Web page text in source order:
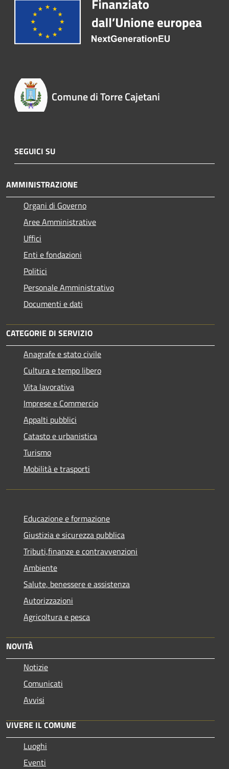
Comune di Torre Cajetani
SEGUICI SU
AMMINISTRAZIONE
Organi di Governo
Aree Amministrative
Uffici
Enti e fondazioni
Politici
Personale Amministrativo
Documenti e dati
CATEGORIE DI SERVIZIO
Anagrafe e stato civile
Cultura e tempo libero
Vita lavorativa
Imprese e Commercio
Appalti pubblici
Catasto e urbanistica
Turismo
Mobilità e trasporti
Educazione e formazione
Giustizia e sicurezza pubblica
Tributi,finanze e contravvenzioni
Ambiente
Salute, benessere e assistenza
Autorizzazioni
Agricoltura e pesca
NOVITÀ
Notizie
Comunicati
Avvisi
VIVERE IL COMUNE
Luoghi
Eventi